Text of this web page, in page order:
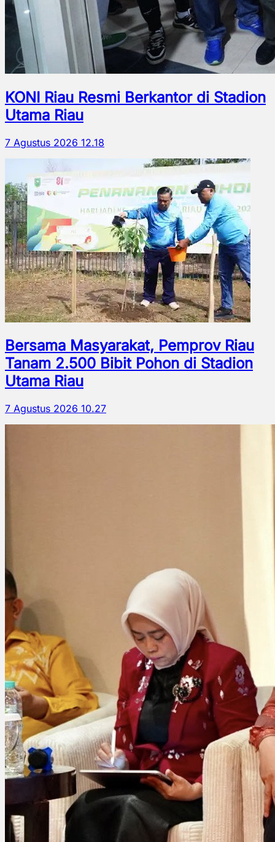
KONI Riau Resmi Berkantor di Stadion
Utama Riau
7 Agustus 2026 12.18
Bersama Masyarakat, Pemprov Riau
Tanam 2.500 Bibit Pohon di Stadion
Utama Riau
7 Agustus 2026 10.27